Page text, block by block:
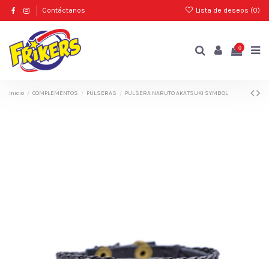
Contáctanos Lista de deseos (0)
0
Inicio COMPLEMENTOS PULSERAS PULSERA NARUTO AKATSUKI SYMBOL